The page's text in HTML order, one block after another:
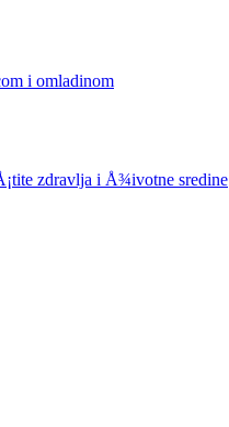
i omladinom
zdravlja i Å¾ivotne sredine